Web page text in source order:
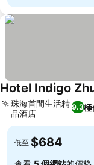
Hotel Indigo
9.3極
珠海首間生活精
品酒店
低至 $684